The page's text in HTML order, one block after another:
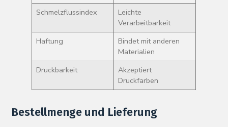
Schmelzflussindex
Leichte
Verarbeitbarkeit
Haftung
Bindet mit anderen
Materialien
Druckbarkeit
Akzeptiert
Druckfarben
Bestellmenge und Lieferung